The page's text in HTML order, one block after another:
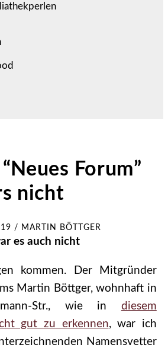
Forum”
nicht
/ MARTIN BÖTTGER
es auch nicht
kommen. Der Mitgründer
Martin Böttger, wohnhaft in
Str., wie in diesem
gut zu erkennen, war ich
Namensvetter